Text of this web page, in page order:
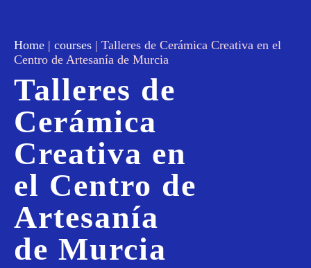
Home | courses | Talleres de Cerámica Creativa en el
Centro de Artesanía de Murcia
Talleres de
Cerámica
Creativa en
el Centro de
Artesanía
de Murcia